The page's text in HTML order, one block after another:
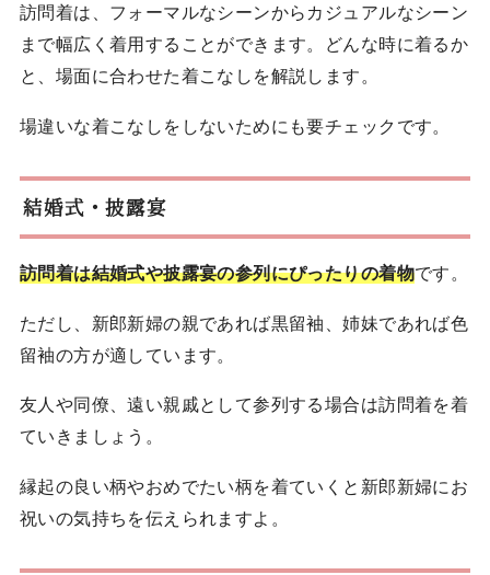
訪問着は、フォーマルなシーンからカジュアルなシーン
まで幅広く着用することができます。どんな時に着るか
と、場面に合わせた着こなしを解説します。
場違いな着こなしをしないためにも要チェックです。
結婚式・披露宴
訪問着は結婚式や披露宴の参列にぴったりの着物です。
ただし、新郎新婦の親であれば黒留袖、姉妹であれば色
留袖の方が適しています。
友人や同僚、遠い親戚として参列する場合は訪問着を着
ていきましょう。
縁起の良い柄やおめでたい柄を着ていくと新郎新婦にお
祝いの気持ちを伝えられますよ。